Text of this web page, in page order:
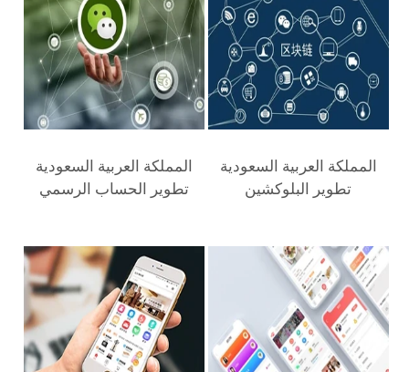
تطوير البلوكشين
تطوير الحساب الرسمي